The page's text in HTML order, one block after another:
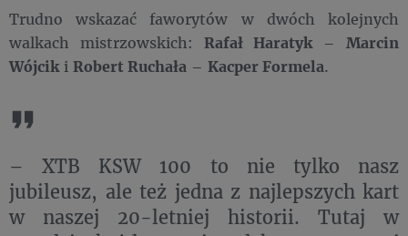
Trudno wskazać faworytów w dwóch kolejnych
walkach mistrzowskich: Rafał Haratyk – Marcin
Wójcik i Robert Ruchała – Kacper Formela.
– XTB KSW 100 to nie tylko nasz
jubileusz, ale też jedna z najlepszych kart
w naszej 20-letniej historii. Tutaj w